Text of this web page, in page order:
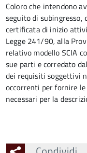
Coloro che intendono
seguito di subingresso,
certificata di inizio
Legge 241/90, alla
relativo modello SCIA
sue parti e corredato
dei requisiti soggettivi
occorrenti per fornire
necessari per la